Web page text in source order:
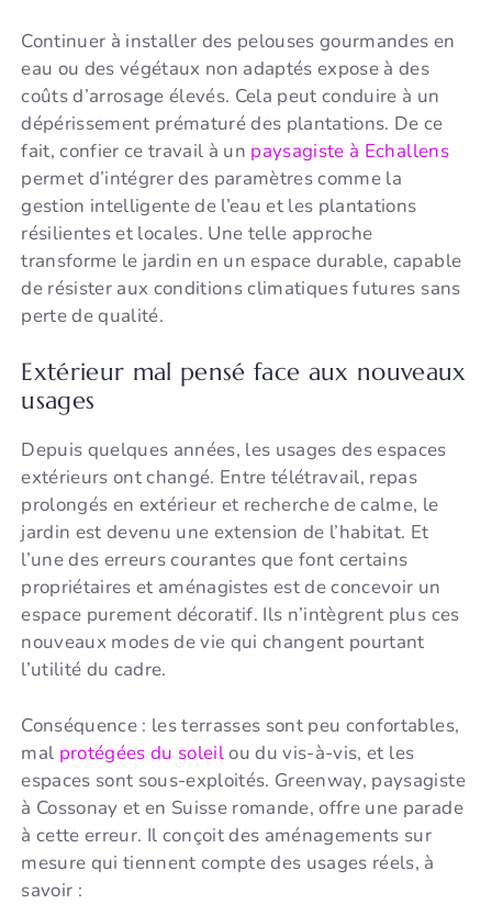
Continuer à installer des pelouses gourmandes en
eau ou des végétaux non adaptés expose à des
coûts d’arrosage élevés. Cela peut conduire à un
dépérissement prématuré des plantations. De ce
fait, confier ce travail à un paysagiste à Echallens
permet d’intégrer des paramètres comme la
gestion intelligente de l’eau et les plantations
résilientes et locales. Une telle approche
transforme le jardin en un espace durable, capable
de résister aux conditions climatiques futures sans
perte de qualité.
Extérieur mal pensé face aux nouveaux
usages
Depuis quelques années, les usages des espaces
extérieurs ont changé. Entre télétravail, repas
prolongés en extérieur et recherche de calme, le
jardin est devenu une extension de l’habitat. Et
l’une des erreurs courantes que font certains
propriétaires et aménagistes est de concevoir un
espace purement décoratif. Ils n’intègrent plus ces
nouveaux modes de vie qui changent pourtant
l’utilité du cadre.
Conséquence : les terrasses sont peu confortables,
mal protégées du soleilou du vis-à-vis, et les
espaces sont sous-exploités. Greenway, paysagiste
à Cossonay et en Suisse romande, offre une parade
à cette erreur. Il conçoit des aménagements sur
mesure qui tiennent compte des usages réels, à
savoir :